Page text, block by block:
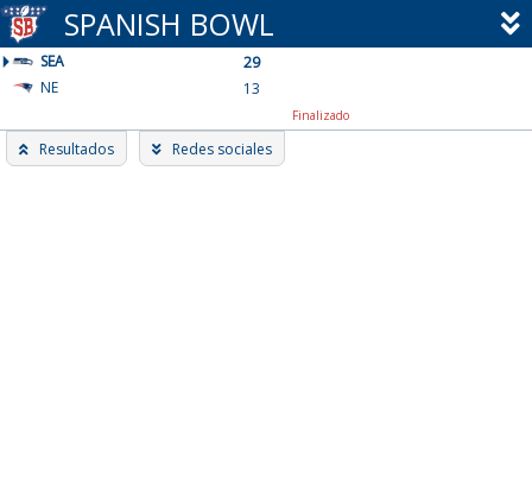
Skip
to
content
SPANISH BOWL
SEA
29
NE
13
Finalizado
Resultados Redes sociales